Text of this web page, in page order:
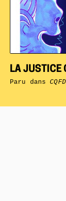
LA JUSTICE
Paru dansCQFD